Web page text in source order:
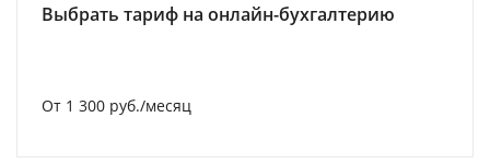
Выбрать тариф на онлайн-бухгалтерию
От 1 300 руб./месяц